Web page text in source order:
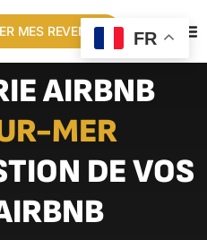
MES REVENUS
AIRBNB
MER
DE VOS
FR